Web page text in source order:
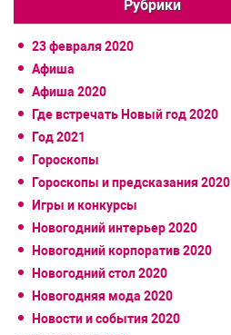
Рубрики
23 февраля 2020
Афиша
Афиша 2020
Где встречать Новый год 2020
Год 2021
Гороскопы
Гороскопы и предсказания 2020
Игры и конкурсы
Новогодний интерьер 2020
Новогодний корпоратив 2020
Новогодний стол 2020
Новогодняя мода 2020
Новости и события 2020